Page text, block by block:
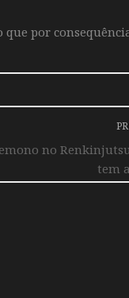
por
no
tem